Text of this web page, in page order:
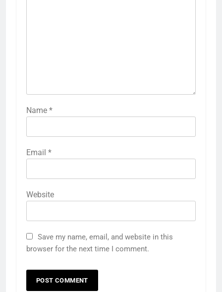
Name *
Email *
Website
Save my name, email, and website in this
browser for the next time I comment.